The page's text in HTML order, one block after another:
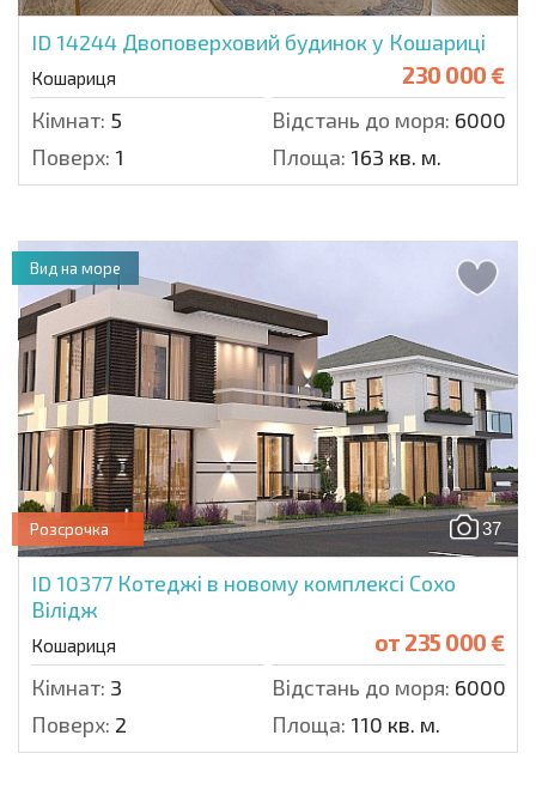
ID 14244 Двоповерховий будинок у Кошариці
Кошариця 230 000 €
Кімнат: 5 Відстань до моря: 6000 м.
Поверх: 1 Площа: 163 кв. м.
37
Розсрочка
ID 10377 Котеджі в новому комплексі Сохо
Вілідж
Кошариця от 235 000 €
Кімнат: 3 Відстань до моря: 6000 м.
Поверх: 2 Площа: 110 кв. м.
Вид на море